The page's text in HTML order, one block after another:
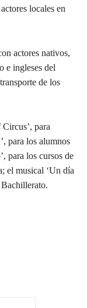
locales en
actores nativos,
e ingleses del
de los
para
para los alumnos
para los cursos de
el musical ‘Un día
Bachillerato.